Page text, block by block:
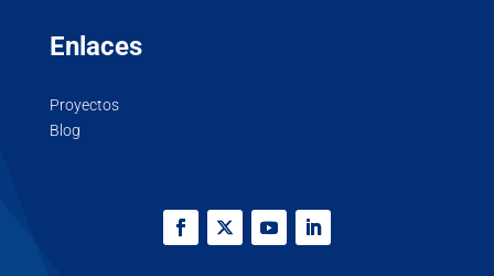
Enlaces
Proyectos
Blog